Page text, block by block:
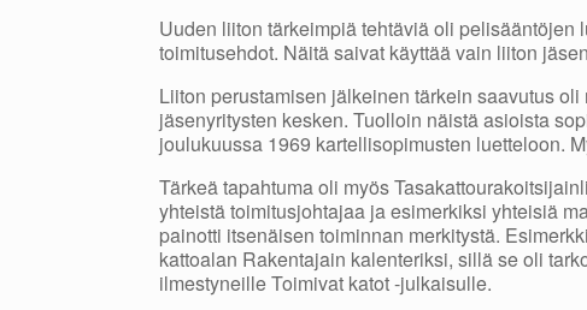
Uuden liiton tärkeimpiä tehtäviä oli
toimitusehdot. Näitä saivat käyttää vain liiton
Liiton perustamisen jälkeinen tärkein saavutus
jäsenyritysten kesken. Tuolloin näistä asioista
joulukuussa 1969 kartellisopimusten luetteloon.
Tärkeä tapahtuma oli myös
yhteistä toimitusjohtajaa ja esimerkiksi yhteisiä
painotti itsenäisen toiminnan merkitystä.
kattoalan Rakentajain kalenteriksi, sillä se oli
ilmestyneille Toimivat katot -julkaisulle.